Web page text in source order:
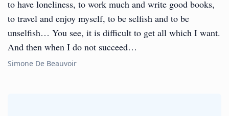
to have loneliness, to work much and write good books,
to travel and enjoy myself, to be selfish and to be
unselfish… You see, it is difficult to get all which I want.
And then when I do not succeed…
Simone De Beauvoir